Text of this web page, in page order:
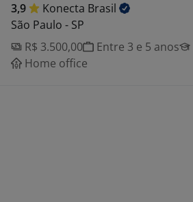
3,9 Konecta Brasil
São Paulo - SP
R$ 3.500,00
Entre 3 e 5 anos
Home office